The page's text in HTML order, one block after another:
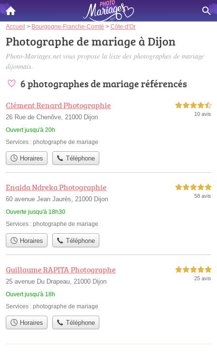
Accueil > Bourgogne-Franche-Comté > Côte-d'Or
Photographe de mariage à Dijon
Photo-Mariages.net vous propose la liste des photographes de mariage
dijonnais.
6 photographes de mariage référencés
Clément Renard Photographie
26 Rue de Chenôve, 21000 Dijon
Ouvert jusqu'à 20h
4,5 étoiles sur 5
10 avis
Services : photographe de mariage
Horaires Téléphone
Enaida Ndreka Photographie
60 avenue Jean Jaurès, 21000 Dijon
Ouverte jusqu'à 18h30
5,0 étoiles sur 5
58 avis
Services : photographe de mariage
Horaires Téléphone
Guillaume RAPITA Photographe
25 avenue Du Drapeau, 21000 Dijon
Ouvert jusqu'à 18h
5,0 étoiles sur 5
25 avis
Services : photographe de mariage
Horaires Téléphone